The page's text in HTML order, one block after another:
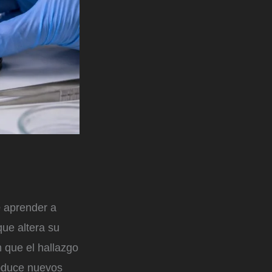
aprender a
altera su
que el hallazgo
nuevos